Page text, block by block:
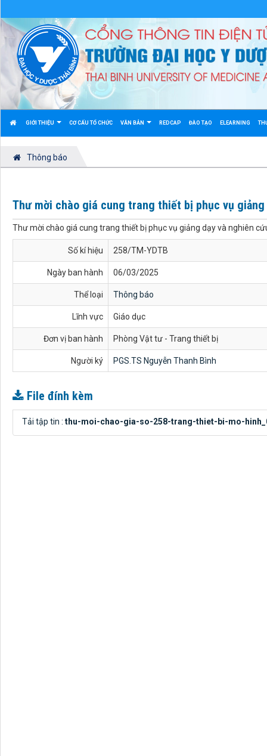
GIỚI THIỆU CƠ CẤU TỔ CHỨC VĂN BẢN REDCAP ĐÀO TẠO ELEARNING
Thông báo
Thư mời chào giá cung trang thiết bị phục vụ
Thư mời chào giá cung trang thiết bị phục vụ giảng dạy và nghiên
Số kí hiệu 258/TM-YDTB
Ngày ban hành 06/03/2025
Thể loại Thông báo
Lĩnh vực Giáo dục
Đơn vị ban hành Phòng Vật tư - Trang thiết bị
Người ký PGS.TS Nguyễn Thanh Bình
File đính kèm
Tải tập tin : thu-moi-chao-gia-so-258-trang-thiet-bi-mo-